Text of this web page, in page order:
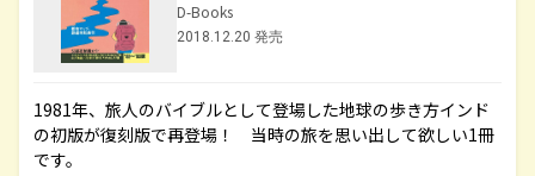
D-Books
2018.12.20 発売
1981年、旅人のバイブルとして登場した地球の歩き方インド
の初版が復刻版で再登場！ 当時の旅を思い出して欲しい1冊
です。